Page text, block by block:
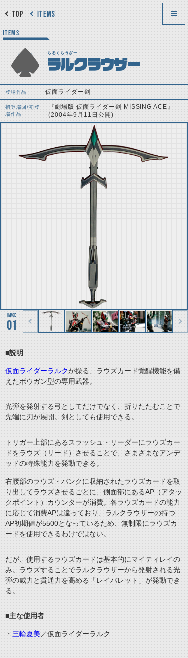
ITEMS
TOP
ITEMS
らるくらうざー
ラルクラウザー
登場作品 仮面ライダー剣
初登場回/初登
場作品
『劇場版 仮面ライダー剣 MISSING ACE』
(2004年9月11日公開)
01
■説明
仮面ライダーラルクが操る、ラウズカード覚醒機能を備
えたボウガン型の専用武器。
光弾を発射する弓としてだけでなく、折りたたむことで
先端に刃が展開。剣としても使用できる。
トリガー上部にあるスラッシュ・リーダーにラウズカー
ドをラウズ（リード）させることで、さまざまなアンデ
ッドの特殊能力を発動できる。
右腰部のラウズ・バンクに収納されたラウズカードを取
り出してラウズさせるごとに、側面部にあるAP （アタッ
クポイント）カウンターが消費。各ラウズカードの能力
に応じて消費APは違っており、ラルクラウザーの持つ
AP初期値が5500となっているため、無制限にラウズカ
ードを使用できるわけではない。
だが、使用するラウズカードは基本的にマイティレイの
み。ラウズすることでラルクラウザーから発射される光
弾の威力と貫通力を高める「レイバレット」が発動でき
る。
■主な使用者
・ 三輪夏美 ／仮面ライダーラルク